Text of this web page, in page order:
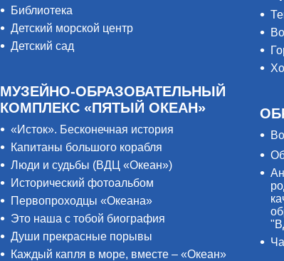
Библиотека
Детский морской центр
Детский сад
МУЗЕЙНО-ОБРАЗОВАТЕЛЬНЫЙ
КОМПЛЕКС «ПЯТЫЙ ОКЕАН»
«Исток». Бесконечная история
Капитаны большого корабля
Люди и судьбы (ВДЦ «Океан»)
Исторический фотоальбом
Первопроходцы «Океана»
Это наша с тобой биография
Души прекрасные порывы
Каждый капля в море, вместе – «Океан»